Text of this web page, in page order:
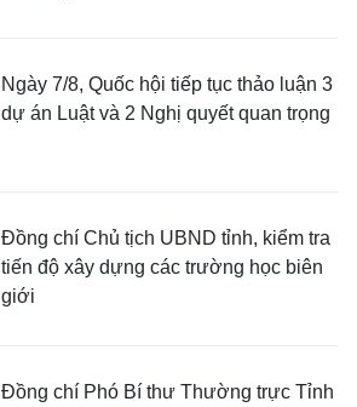
Ngày 7/8, Quốc hội tiếp tục thảo luận 3
dự án Luật và 2 Nghị quyết quan trọng
Đồng chí Chủ tịch UBND tỉnh, kiểm tra
tiến độ xây dựng các trường học biên
giới
Đồng chí Phó Bí thư Thường trực Tỉnh